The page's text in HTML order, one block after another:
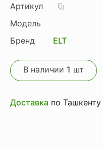
Артикул
Модель
Бренд
ELT
В наличии 1 шт
Доставка по